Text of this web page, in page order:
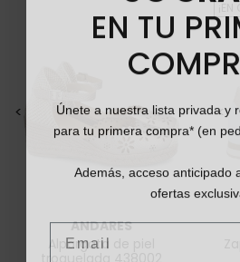
< >
ANDARES
Alpargata de piel
<
¡EN
EN TU
Únete a nuestra lista privada y
para tu primera compra* (en
Además, acceso anticipado
ofertas
Email